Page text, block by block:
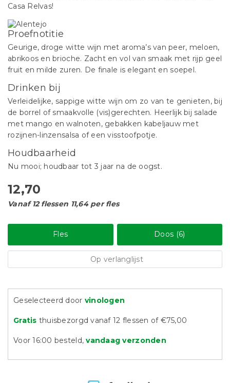
Casa Relvas!
Proefnotitie
Geurige, droge witte wijn met aroma’s van peer, meloen,
abrikoos en brioche. Zacht en vol van smaak met rijp geel
fruit en milde zuren. De finale is elegant en soepel.
Drinken bij
Verleidelijke, sappige witte wijn om zo van te genieten, bij
de borrel of smaakvolle (vis)gerechten. Heerlijk bij salade
met mango en walnoten, gebakken kabeljauw met
rozijnen-linzensalsa of een visstoofpotje.
Houdbaarheid
Nu mooi; houdbaar tot 3 jaar na de oogst.
12,70
Vanaf 12 flessen 11,64 per fles
Fles Doos (6)
Op verlanglijst
Geselecteerd door vinologen
Gratis thuisbezorgd vanaf 12 flessen of €75,00
Voor 16:00 besteld,vandaag verzonden